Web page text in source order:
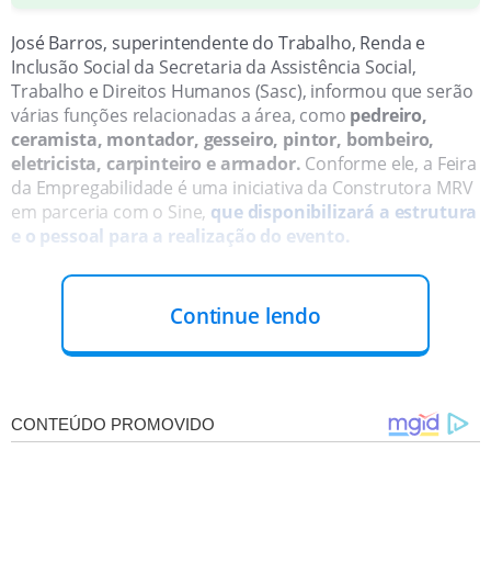
José Barros, superintendente do Trabalho, Renda e
Inclusão Social da Secretaria da Assistência Social,
Trabalho e Direitos Humanos (Sasc), informou que serão
várias funções relacionadas a área, como pedreiro,
ceramista, montador, gesseiro, pintor, bombeiro,
eletricista, carpinteiro e armador. Conforme ele, a Feira
da Empregabilidade é uma iniciativa da Construtora MRV
em parceria com o Sine, que disponibilizará a estrutura
e o pessoal para a realização do evento.
Continue lendo